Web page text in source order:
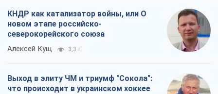
КНДР как катализатор войны, или О
новом этапе российско-
северокорейского союза
Алексей Кущ 3,3 т.
Выход в элиту ЧМ и триумф "Сокола":
что происходит в украинском хоккее